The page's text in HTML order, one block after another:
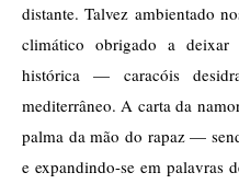
distante. Talvez ambientado
climático obrigado a deixar
histórica — caracóis
mediterrâneo. A carta da
palma da mão do rapaz —
e expandindo-se em palavras